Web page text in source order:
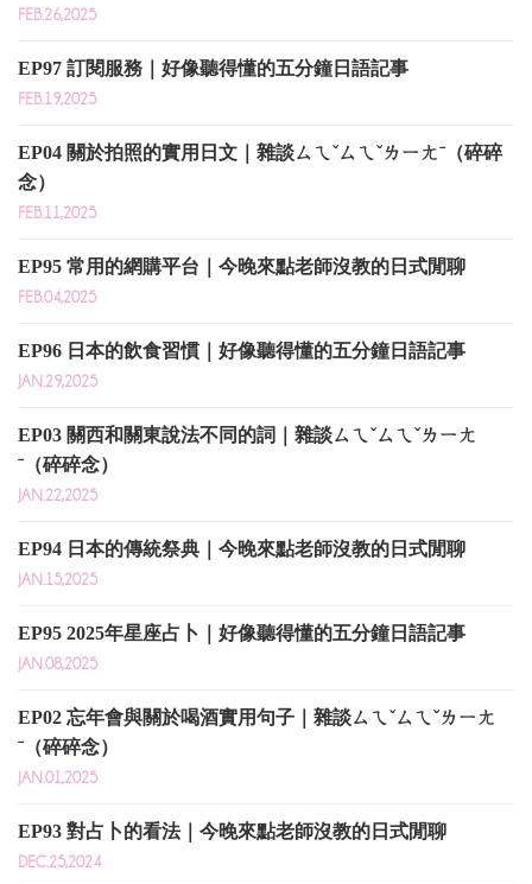
FEB.26,2025
EP97 訂閱服務｜好像聽得懂的五分鐘日語記事
FEB.19,2025
EP04 關於拍照的實用日文｜雜談ㄙㄟˇㄙㄟˇㄌㄧㄤˉ（碎碎
念）
FEB.11,2025
EP95 常用的網購平台｜今晚來點老師沒教的日式閒聊
FEB.04,2025
EP96 日本的飲食習慣｜好像聽得懂的五分鐘日語記事
JAN.29,2025
EP03 關西和關東說法不同的詞｜雜談ㄙㄟˇㄙㄟˇㄌㄧㄤ
ˉ（碎碎念）
JAN.22,2025
EP94 日本的傳統祭典｜今晚來點老師沒教的日式閒聊
JAN.15,2025
EP95 2025年星座占卜｜好像聽得懂的五分鐘日語記事
JAN.08,2025
EP02 忘年會與關於喝酒實用句子｜雜談ㄙㄟˇㄙㄟˇㄌㄧㄤ
ˉ（碎碎念）
JAN.01,2025
EP93 對占卜的看法｜今晚來點老師沒教的日式閒聊
DEC.25,2024